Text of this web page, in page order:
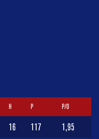
H P P/O
16 117 1,95